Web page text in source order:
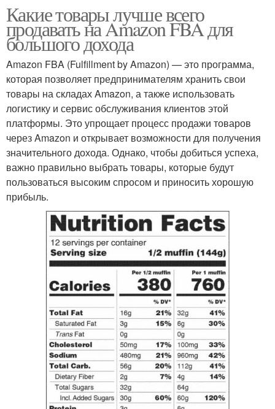
Какие товары лучше всего
продавать на Amazon FBA для
большого дохода
Amazon FBA (Fulfillment by Amazon) — это программа,
которая позволяет предпринимателям хранить свои
товары на складах Amazon, а также использовать
логистику и сервис обслуживания клиентов этой
платформы. Это упрощает процесс продажи товаров
через Amazon и открывает возможности для получения
значительного дохода. Однако, чтобы добиться успеха,
важно правильно выбрать товары, которые будут
пользоваться высоким спросом и приносить хорошую
прибыль.